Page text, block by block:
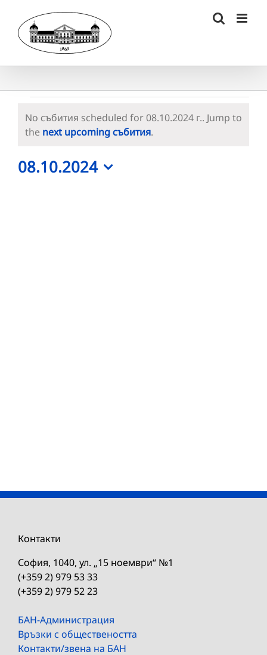
content
Събития
for
08.10.2024
г.
Notice
No събития scheduled for 08.10.2024 г.. Jump to
the next upcoming събития.
08.10.2024
Контакти
София, 1040, ул. „15 ноември“ №1
(+359 2) 979 53 33
(+359 2) 979 52 23
БАН-Администрация
Връзки с обществеността
Контакти/звена на БАН